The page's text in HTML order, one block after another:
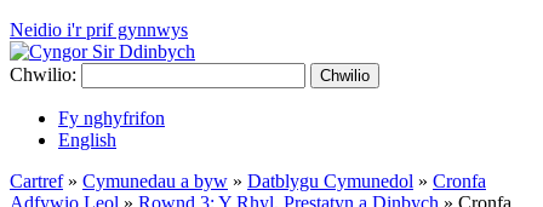
Neidio i'r prif gynnwys
Chwilio: Chwilio
Fy nghyfrifon
English
Cartref» Cymunedau a byw » Datblygu Cymunedol » Cronfa
Adfywio Leol » Rownd 3: Y Rhyl, Prestatyn a Dinbych » Cronfa